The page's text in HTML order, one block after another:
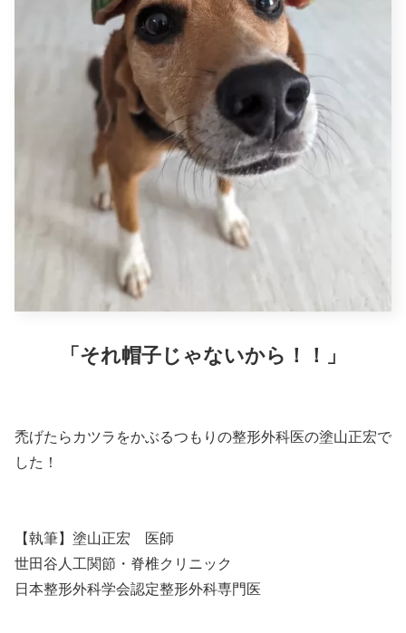
「それ帽子じゃないから！！」
禿げたらカツラをかぶるつもりの整形外科医の塗山正宏で
した！
【執筆】塗山正宏 医師
世田谷人工関節・脊椎クリニック
日本整形外科学会認定整形外科専門医